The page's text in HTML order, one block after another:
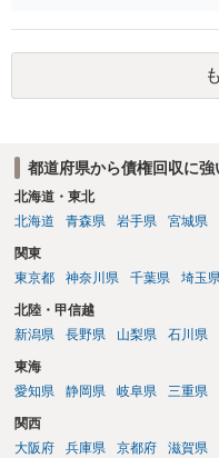
す。 一方、このチケット購
も付随していたことを無視す
ば、交際を終了させたことに
重大な障害が発生しており、
えば、当該チケットが座席指
隣り合わせになることは避け
ところです。一方、チケット
あったり特別席であったりす
ん。当該チケットがチケット
該当し、券面上使用者が指定
法的には「当事者の合理的意
必要になると思われます。な
ても回答は異なるかもしれませ
都道府県から債権回収に
北海道・東北
北海道
青森県 岩手県 宮城県
関東
東京都
神奈川県 千葉県 埼玉
北陸・甲信越
新潟県
長野県 山梨県 石川県
東海
愛知県
静岡県 岐阜県 三重県
関西
大阪府
兵庫県 京都府 滋賀県